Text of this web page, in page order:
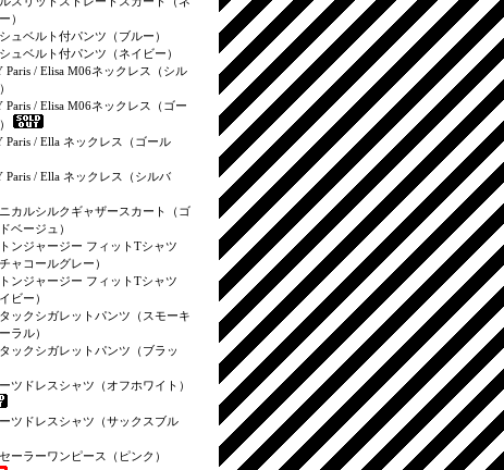
）
ュベルト付パンツ（ブルー）
ュベルト付パンツ（ネイビー）
Paris / Elisa M06ネックレス（シル
Paris / Elisa M06ネックレス（ゴー
Paris / Ella ネックレス（ゴール
Paris / Ella ネックレス（シルバ
カルシルクギャザースカート（ゴ
ベージュ）
ンジャージー フィットTシャツ
チャコールグレー）
ンジャージー フィットTシャツ
ビー）
ックシガレットパンツ（スモーキ
ラル）
ックシガレットパンツ（ブラッ
ツドレスシャツ（オフホワイト）
ツドレスシャツ（サックスブル
ーラーワンピース（ピンク）